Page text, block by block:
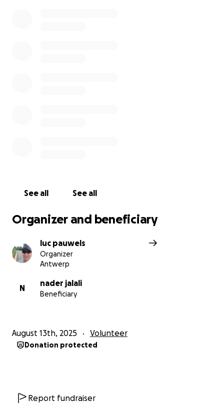
See all See all
Organizer and beneficiary
luc pauwels
Organizer
Antwerp
N
nader jalali
Beneficiary
August 13th, 2025 Volunteer
Donation protected
Report fundraiser